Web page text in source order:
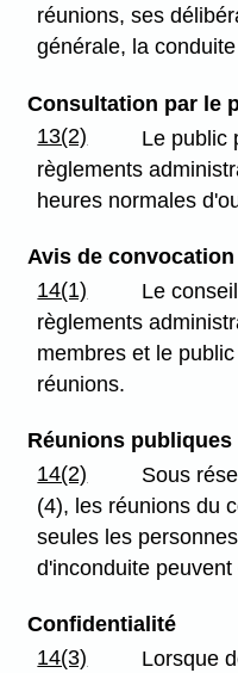
réunions, ses
générale, la
Consultation par le
13(2)
Le public
règlements
heures normales
Avis de convocation
14(1)
Le
règlements
membres et le
réunions.
Réunions publiques
14(2)
Sous
(4), les réunions du
seules les
d'inconduite
Confidentialité
14(3)
Lorsque